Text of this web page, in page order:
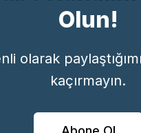
Olun!
olarak
kaçırmayın.